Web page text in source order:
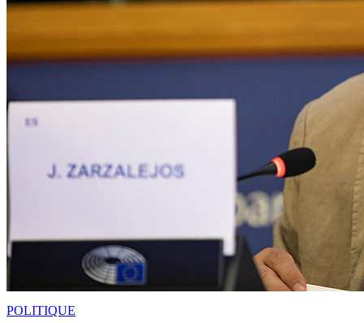
POLITIQUE